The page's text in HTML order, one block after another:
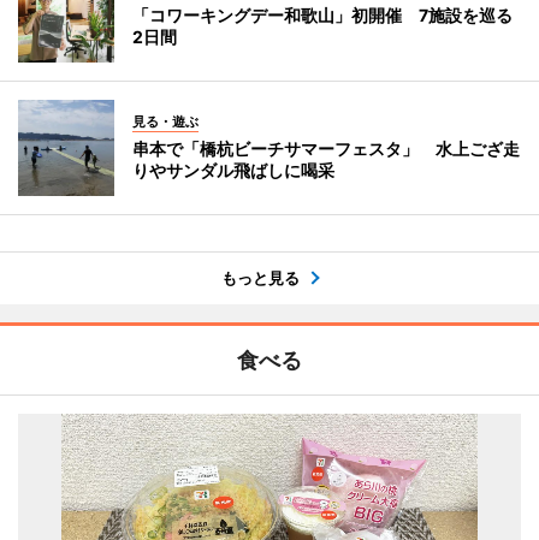
「コワーキングデー和歌山」初開催 7施設を巡る
2日間
見る・遊ぶ
串本で「橋杭ビーチサマーフェスタ」 水上ござ走
りやサンダル飛ばしに喝采
もっと見る
食べる